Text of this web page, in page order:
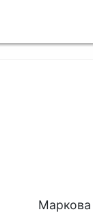
Маркова